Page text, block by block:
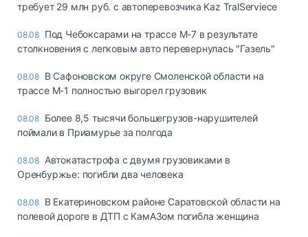
требует 29 млн руб. с автоперевозчика Kaz TralServiece
08.08 Под Чебоксарами на трассе М-7 в результате
столкновения с легковым авто перевернулась "Газель"
08.08 В Сафоновском округе Смоленской области на
трассе М-1 полностью выгорел грузовик
08.08 Более 8,5 тысячи большегрузов-нарушителей
поймали в Приамурье за полгода
08.08 Автокатастрофа с двумя грузовиками в
Оренбуржье: погибли два человека
08.08 В Екатериновском районе Саратовской области на
полевой дороге в ДТП с КамАЗом погибла женщина